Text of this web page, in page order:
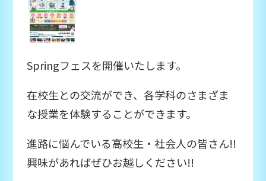
Springフェスを開催いたします。
在校生との交流ができ、各学科のさまざま
な授業を体験することができます。
進路に悩んでいる高校生・社会人の皆さん!!
興味があればぜひお越しください!!